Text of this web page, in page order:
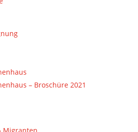
– Broschüre 2021